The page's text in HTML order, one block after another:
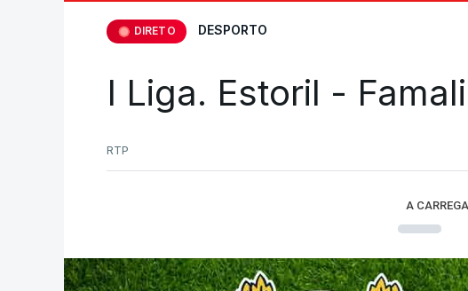
DIRETO DESPORTO
I Liga. Estoril -
RTP
A